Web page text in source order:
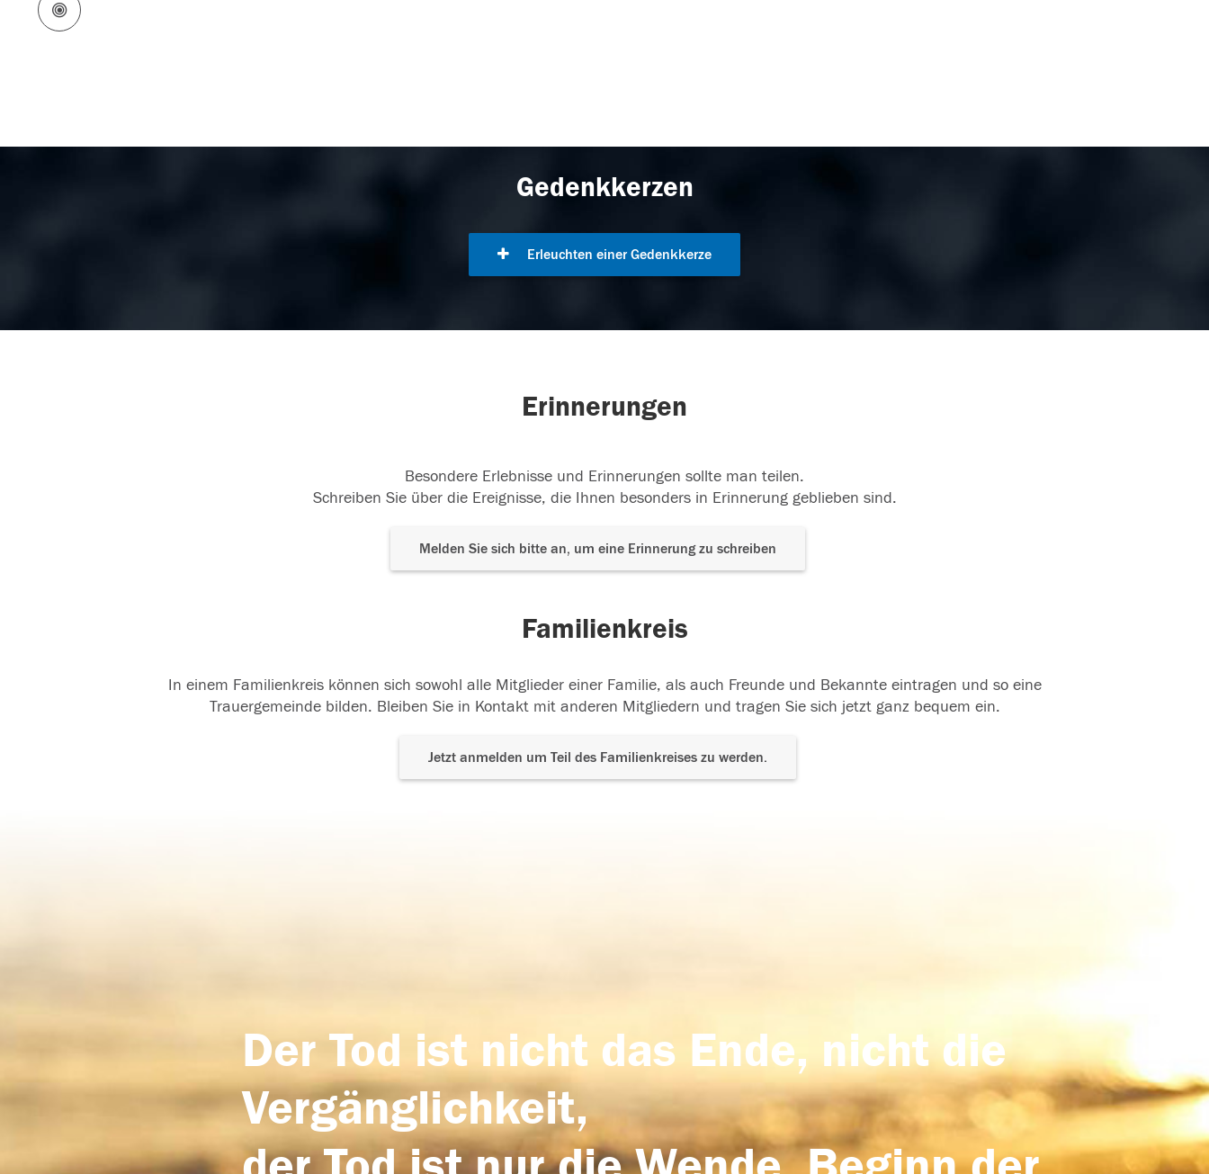
Gedenkkerzen
Erleuchten einer Gedenkkerze
Erinnerungen
Besondere Erlebnisse und Erinnerungen sollte man teilen.
Schreiben Sie über die Ereignisse, die Ihnen besonders in Erinnerung geblieben sind.
Melden Sie sich bitte an, um eine Erinnerung zu schreiben
Familienkreis
In einem Familienkreis können sich sowohl alle Mitglieder einer Familie, als auch Freunde und Bekannte eintragen und so eine
Trauergemeinde bilden. Bleiben Sie in Kontakt mit anderen Mitgliedern und tragen Sie sich jetzt ganz bequem ein.
Jetzt anmelden um Teil des Familienkreises zu werden.
Der Tod ist nicht das Ende, nicht die
Vergänglichkeit,